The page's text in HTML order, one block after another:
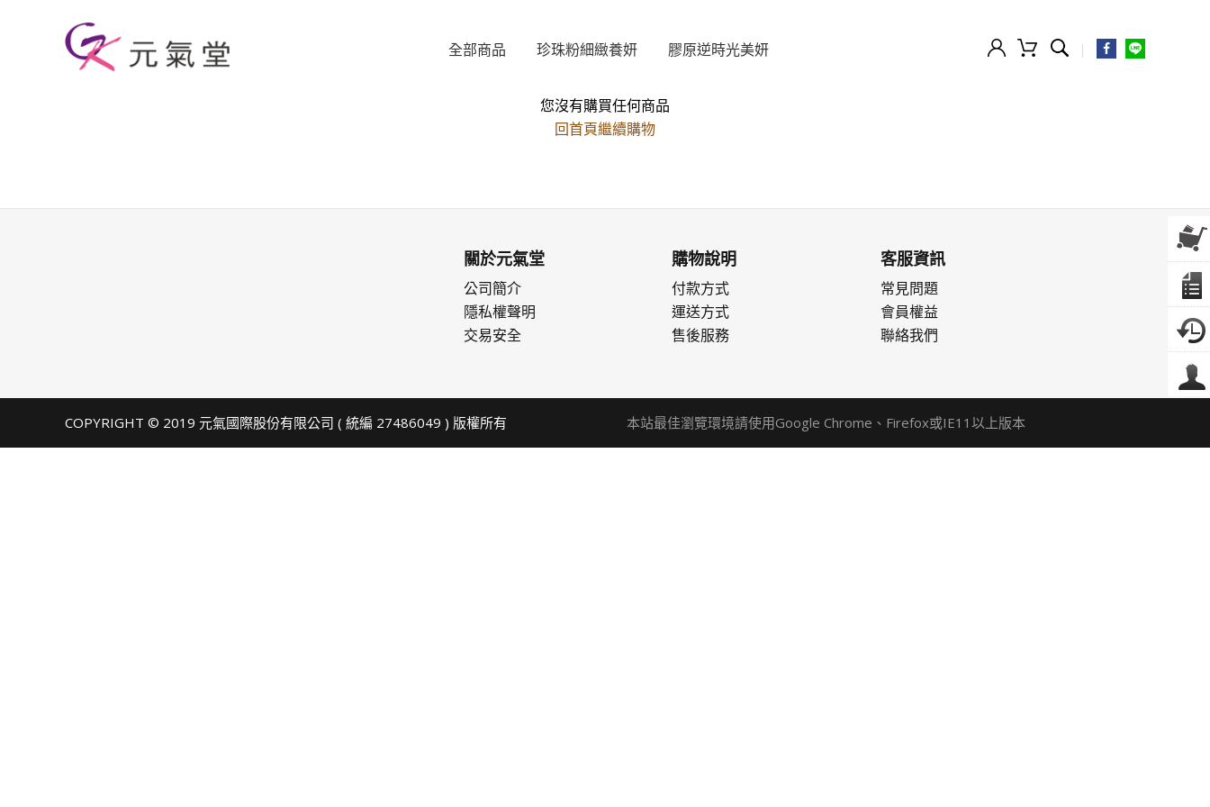
全部商品 珍珠粉細緻養妍 膠原逆時光美妍
您沒有購買任何商品
回首頁繼續購物
關於元氣堂
公司簡介
隱私權聲明
交易安全
購物說明
付款方式
運送方式
售後服務
客服資訊
常見問題
會員權益
聯絡我們
COPYRIGHT © 2019 元氣國際股份有限公司 ( 統編 27486049 ) 版權所有 本站最佳瀏覽環境請使用Google Chrome、Firefox或IE11以上版本